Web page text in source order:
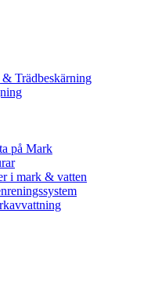
Trädbeskärning
på Mark
i mark & vatten